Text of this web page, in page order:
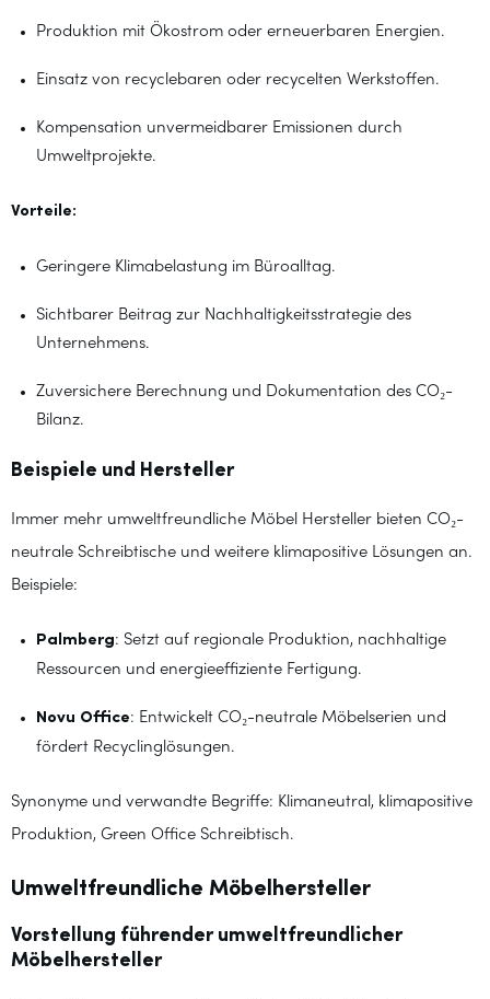
Produktion mit Ökostrom oder erneuerbaren Energien.
Einsatz von recyclebaren oder recycelten Werkstoffen.
Kompensation unvermeidbarer Emissionen durch
Umweltprojekte.
Vorteile:
Geringere Klimabelastung im Büroalltag.
Sichtbarer Beitrag zur Nachhaltigkeitsstrategie des
Unternehmens.
Zuversichere Berechnung und Dokumentation des CO₂-
Bilanz.
Beispiele und Hersteller
Immer mehr umweltfreundliche Möbel Hersteller bieten CO₂-
neutrale Schreibtische und weitere klimapositive Lösungen an.
Beispiele:
Palmberg: Setzt auf regionale Produktion, nachhaltige
Ressourcen und energieeffiziente Fertigung.
Novu Office: Entwickelt CO₂-neutrale Möbelserien und
fördert Recyclinglösungen.
Synonyme und verwandte Begriffe: Klimaneutral, klimapositive
Produktion, Green Office Schreibtisch.
Umweltfreundliche Möbelhersteller
Vorstellung führender umweltfreundlicher
Möbelhersteller